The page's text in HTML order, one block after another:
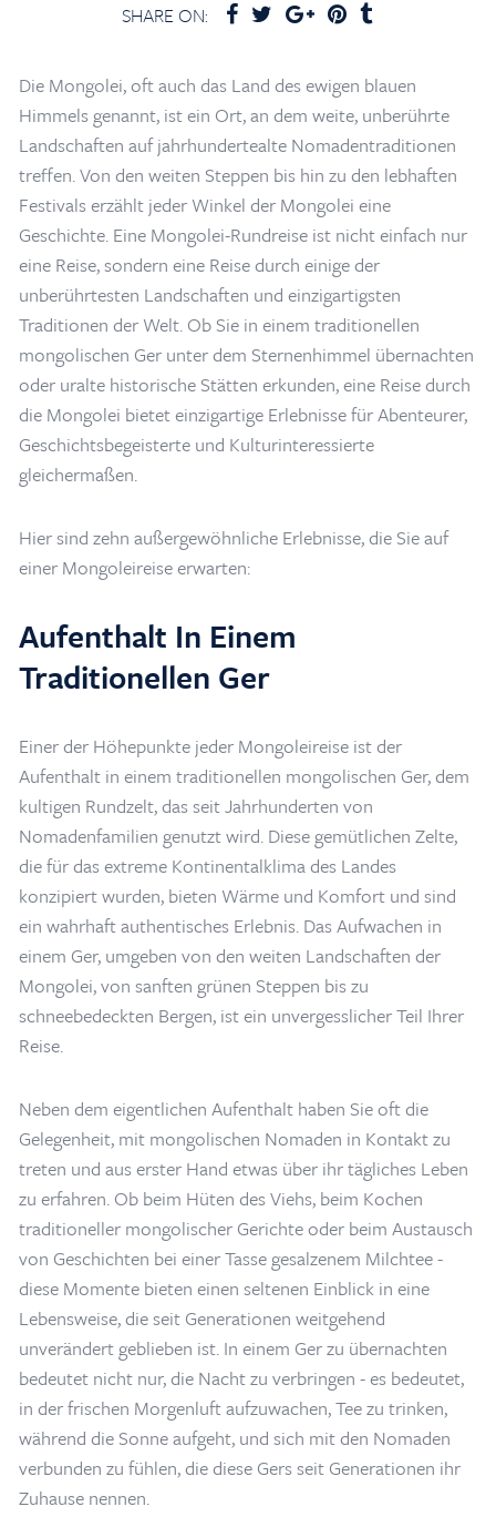
Home/ Blogs & Artikel/
Türkische historische Sehenswürdigkeiten in der Mongolei / 10
Unvergessliche Erlebnisse auf einer Mongolei-Tour
SHARE ON:
Die Mongolei, oft auch das Land des ewigen blauen
Himmels genannt, ist ein Ort, an dem weite, unberührte
Landschaften auf jahrhundertealte Nomadentraditionen
treffen. Von den weiten Steppen bis hin zu den lebhaften
Festivals erzählt jeder Winkel der Mongolei eine
Geschichte. Eine Mongolei-Rundreise ist nicht einfach nur
eine Reise, sondern eine Reise durch einige der
unberührtesten Landschaften und einzigartigsten
Traditionen der Welt. Ob Sie in einem traditionellen
mongolischen Ger unter dem Sternenhimmel übernachten
oder uralte historische Stätten erkunden, eine Reise durch
die Mongolei bietet einzigartige Erlebnisse für Abenteurer,
Geschichtsbegeisterte und Kulturinteressierte
gleichermaßen.
Hier sind zehn außergewöhnliche Erlebnisse, die Sie auf
einer Mongoleireise erwarten:
Aufenthalt In Einem
Traditionellen Ger
Einer der Höhepunkte jeder Mongoleireise ist der
Aufenthalt in einem traditionellen mongolischen Ger, dem
kultigen Rundzelt, das seit Jahrhunderten von
Nomadenfamilien genutzt wird. Diese gemütlichen Zelte,
die für das extreme Kontinentalklima des Landes
konzipiert wurden, bieten Wärme und Komfort und sind
ein wahrhaft authentisches Erlebnis. Das Aufwachen in
einem Ger, umgeben von den weiten Landschaften der
Mongolei, von sanften grünen Steppen bis zu
schneebedeckten Bergen, ist ein unvergesslicher Teil Ihrer
Reise.
Neben dem eigentlichen Aufenthalt haben Sie oft die
Gelegenheit, mit mongolischen Nomaden in Kontakt zu
treten und aus erster Hand etwas über ihr tägliches Leben
zu erfahren. Ob beim Hüten des Viehs, beim Kochen
traditioneller mongolischer Gerichte oder beim Austausch
von Geschichten bei einer Tasse gesalzenem Milchtee -
diese Momente bieten einen seltenen Einblick in eine
Lebensweise, die seit Generationen weitgehend
unverändert geblieben ist. In einem Ger zu übernachten
bedeutet nicht nur, die Nacht zu verbringen - es bedeutet,
in der frischen Morgenluft aufzuwachen, Tee zu trinken,
während die Sonne aufgeht, und sich mit den Nomaden
verbunden zu fühlen, die diese Gers seit Generationen ihr
Zuhause nennen.